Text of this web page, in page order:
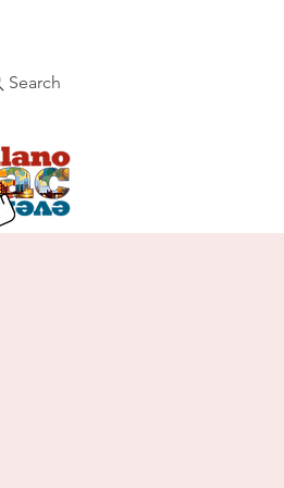
Search